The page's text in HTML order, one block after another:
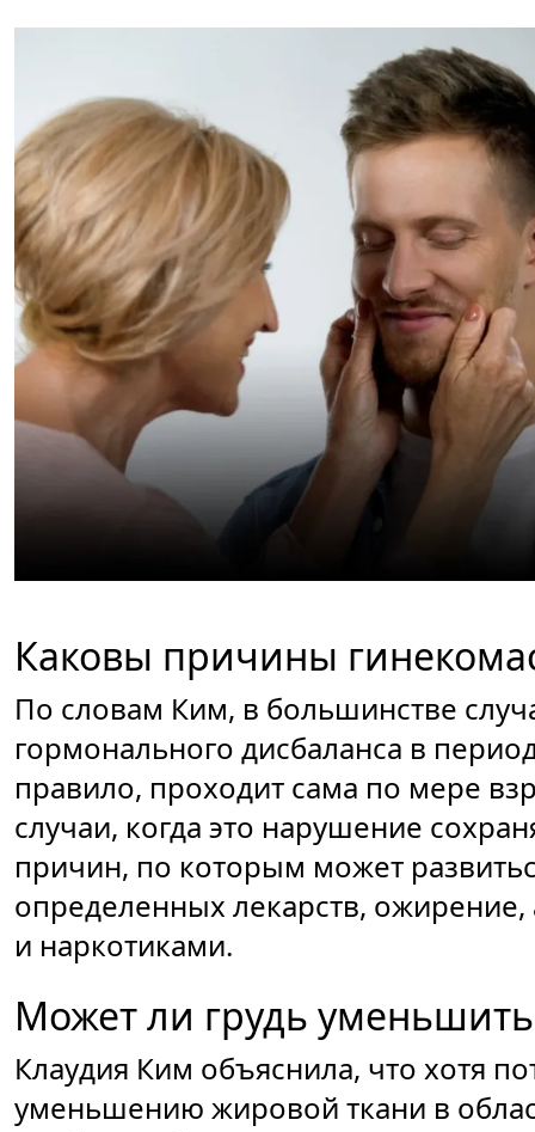
Каковы причины
По словам Ким, в большинстве
гормонального дисбаланса в
правило, проходит сама по мере
случаи, когда это нарушение
причин, по которым может
определенных лекарств,
и наркотиками.
Может ли грудь
Клаудия Ким объяснила, что хотя
уменьшению жировой ткани в